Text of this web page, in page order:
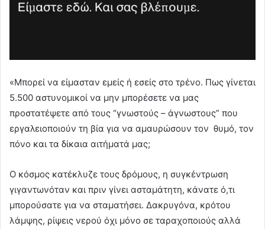
«Μπορεί να είμασταν εμείς ή εσείς στο τρένο. Πως γίνεται
5.500 αστυνομικοί να μην μπορέσετε να μας
προστατέψετε από τους “γνωστούς – άγνωστους” που
εργαλειοποιούν τη βία για να αμαυρώσουν τον θυμό, τον
πόνο και τα δίκαια αιτήματά μας;
Ο κόσμος κατέκλυζε τους δρόμους, η συγκέντρωση
γιγαντωνόταν και πριν γίνει ασταμάτητη, κάνατε ό,τι
μπορούσατε για να σταματήσει. Δακρυγόνα, κρότου
λάμψης, ρίψεις νερού όχι μόνο σε ταραχοποιούς αλλά